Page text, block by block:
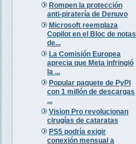
Rompen la protección
anti-piratería de Denuvo
Microsoft reemplaza
Copilot en el Bloc de notas
de...
La Comisión Europea
aprecia que Meta infringió
la ...
Popular paquete de PyPI
con 1 millón de descargas
...
Vision Pro revolucionan
cirugías de cataratas
PS5 podría exigir
conexión mensual a